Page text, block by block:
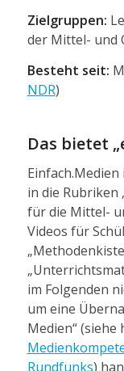
Zielgruppen:
der Mittel- und
Besteht seit:
NDR)
Das bietet
in die Rubriken
für die Mittel-
Videos für
im Folgenden
um eine
Medien“ (siehe
Rundfunks)